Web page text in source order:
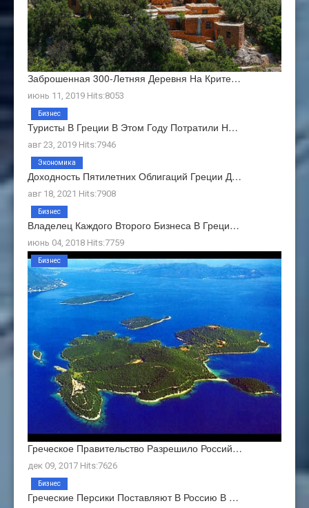
Заброшенная 300-Летняя Деревня На Крите…
июнь 11, 2019 Hits:8053
Туристы В Греции В Этом Году Потратили Н…
авг 23, 2019 Hits:7946
Бизнес
Доходность Пятилетних Облигаций Греции Д…
авг 18, 2021 Hits:7908
Экономика
Владелец Каждого Второго Бизнеса В Греци…
июнь 04, 2018 Hits:7759
Бизнес
Греческое Правительство Разрешило Россий…
дек 09, 2017 Hits:7626
Бизнес
Греческие Персики Поставляют В Россию В …
Бизнес